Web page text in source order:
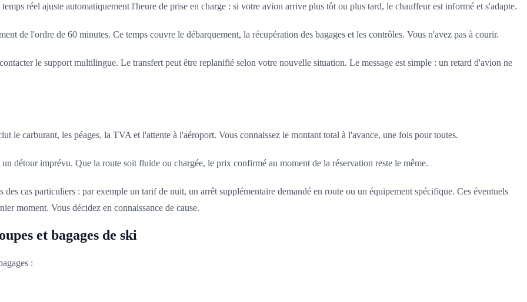
réel ajuste automatiquement l'heure de prise en charge : si votre avion arrive plus tôt ou plus tard, le chauffeur est informé et s'adapte.
de l'ordre de 60 minutes. Ce temps couvre le débarquement, la récupération des bagages et les contrôles. Vous n'avez pas à courir.
le support multilingue. Le transfert peut être replanifié selon votre nouvelle situation. Le message est simple : un retard d'avion ne
le carburant, les péages, la TVA et l'attente à l'aéroport. Vous connaissez le montant total à l'avance, une fois pour toutes.
détour imprévu. Que la route soit fluide ou chargée, le prix confirmé au moment de la réservation reste le même.
des cas particuliers : par exemple un tarif de nuit, un arrêt supplémentaire demandé en route ou un équipement spécifique. Ces éventuels
moment. Vous décidez en connaissance de cause.
et bagages de ski
: